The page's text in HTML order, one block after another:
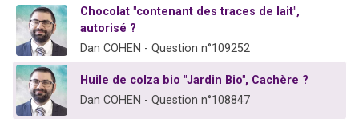
Il reste 49 places pour étudier en groupe sur Zoom
Eva vient de donner son Maasser
Eli vient de donner son Maasser
Chocolat "contenant des traces de lait",
autorisé ?
Dan COHEN - Question n°109252
Huile de colza bio "Jardin Bio", Cachère ?
Dan COHEN - Question n°108847